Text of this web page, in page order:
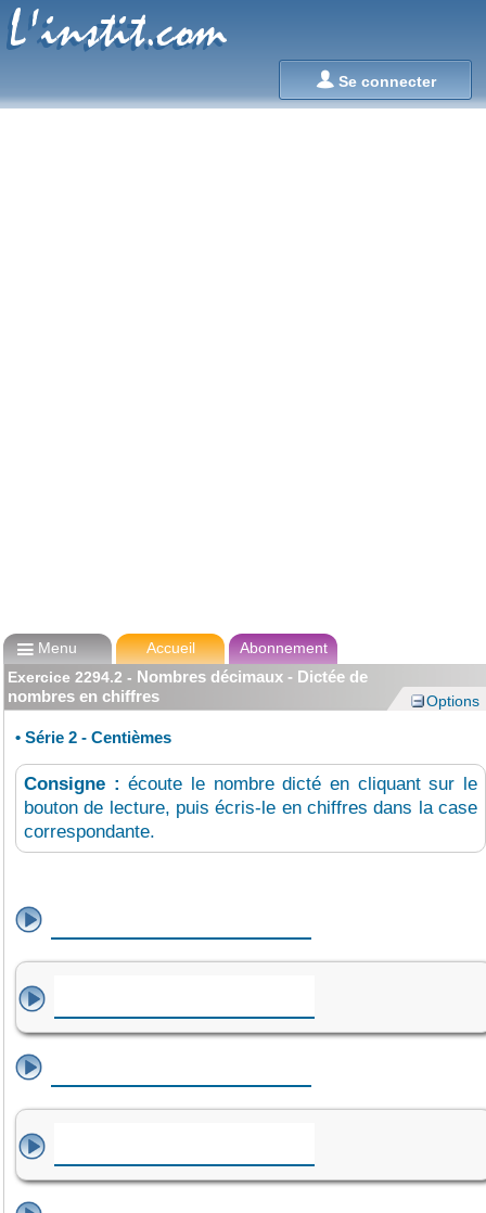
Se connecter
L'instit.com
L'instit.com
Menu Accueil
Abonnement
Exercice 2294.2 - Nombres décimaux - Dictée de
nombres en chiffres
Options
• Série 2 - Centièmes
Consigne :écoute le nombre dicté en cliquant sur le
bouton de lecture, puis écris-le en chiffres dans la case
correspondante.